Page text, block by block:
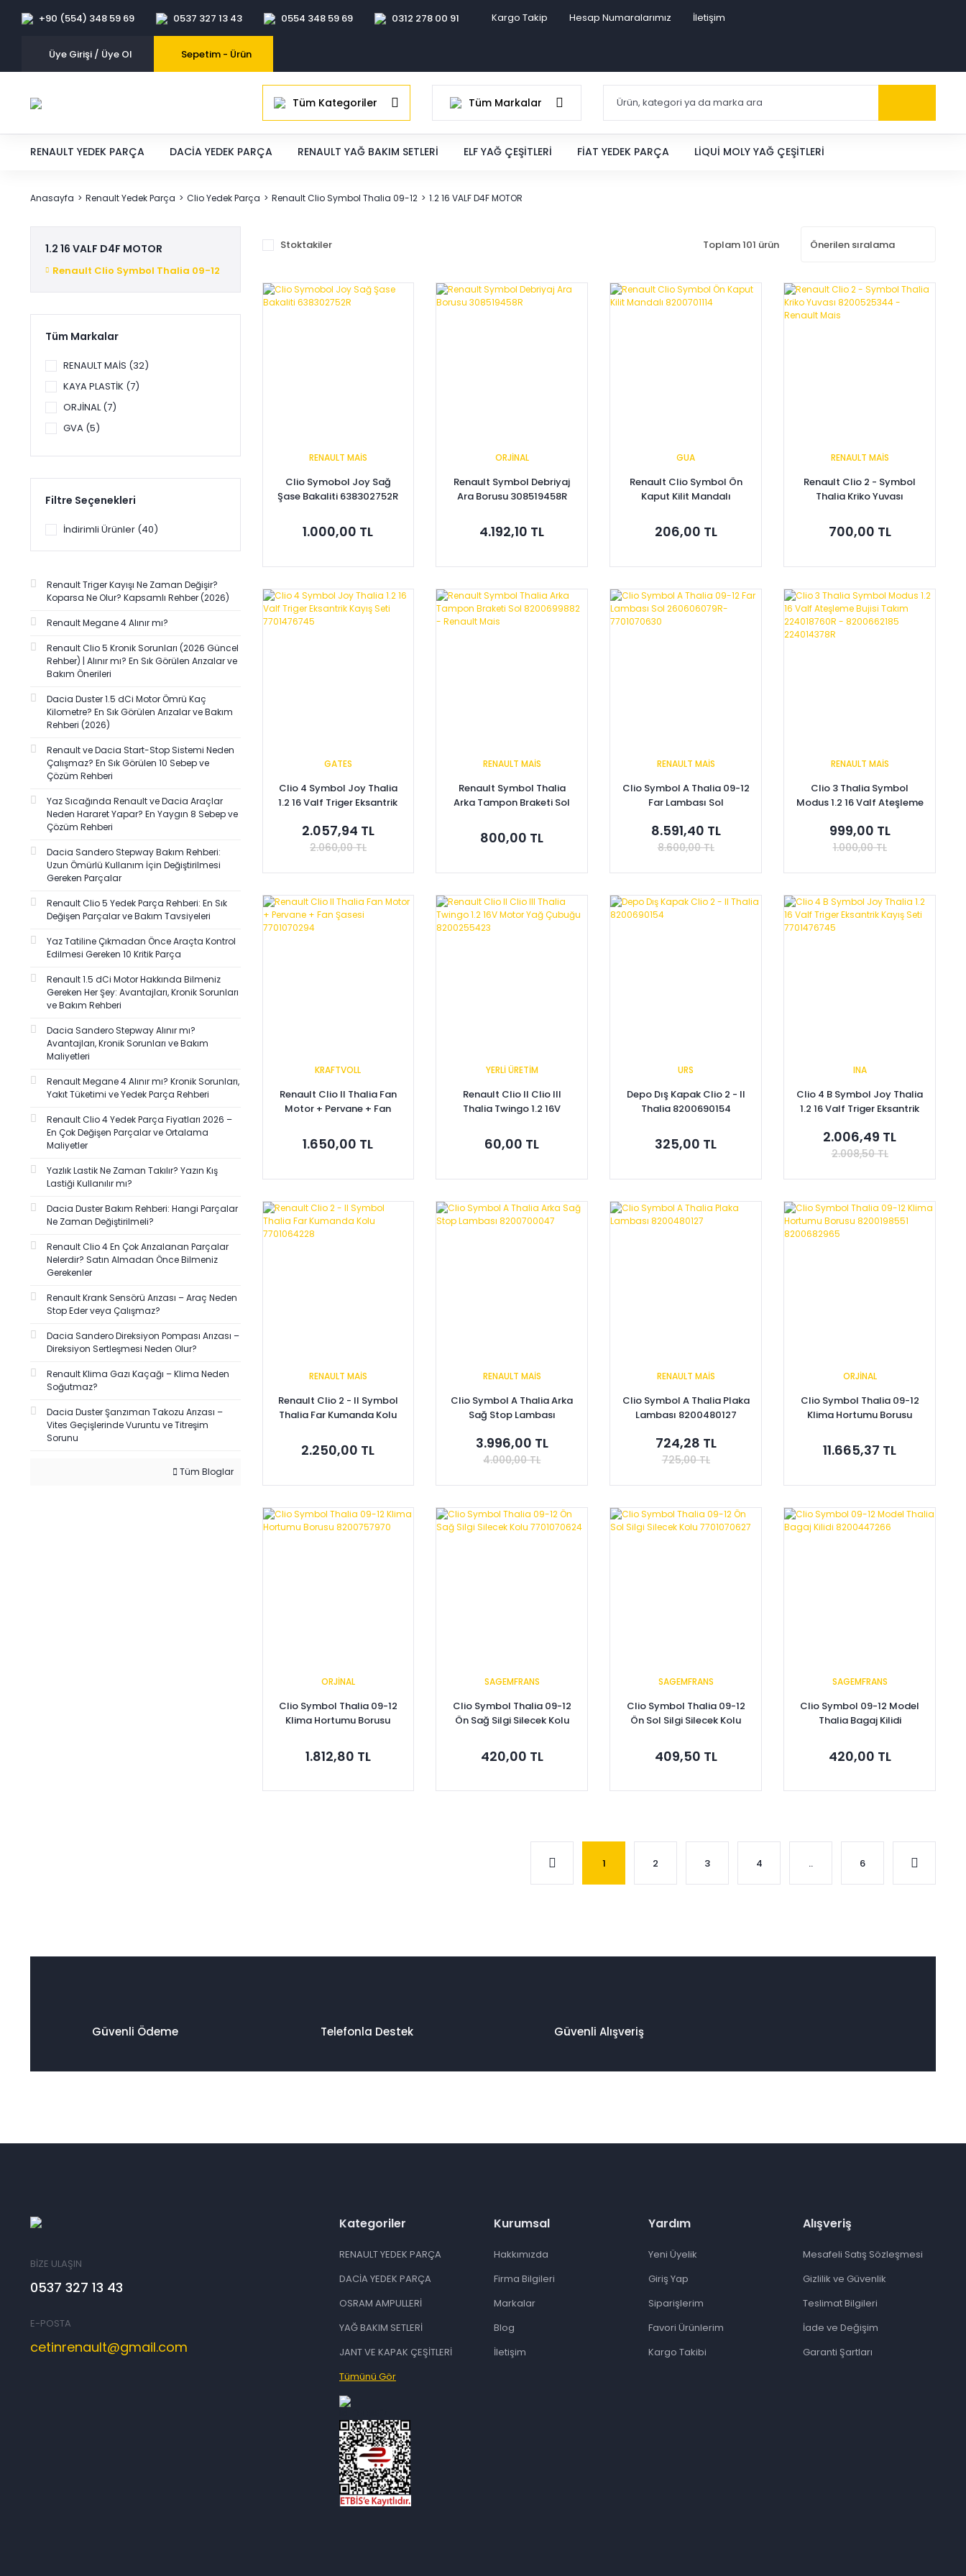
+90 (554) 348 59 69 0537 327 13 43 0554 348 59 69 0312 278 00 91 Kargo Takip Hesap Numaralarımız İletişim
Üye Girişi / Üye Ol Sepetim - Ürün
Tüm Kategoriler Tüm Markalar
RENAULT YEDEK PARÇA DACIA YEDEK PARÇA RENAULT YAĞ BAKIM SETLERI ELF YAĞ ÇEŞITLERI FIAT YEDEK PARÇA LIQUI MOLY YAĞ ÇEŞITLERI
Anasayfa Renault Yedek Parça Clio Yedek Parça Renault Clio Symbol Thalia 09-12 1.2 16 VALF D4F MOTOR
1.2 16 VALF D4F MOTOR
Renault Clio Symbol Thalia 09-12
Tüm Markalar
RENAULT MAİS (32)
KAYA PLASTİK (7)
ORJİNAL (7)
GVA (5)
HİLEKS (3)
SAGEMFRANS (3)
SPJ (3)
ANKA (2)
CAVO (2)
ABA RULMAN (1)
AYHAN PLASTİK (1)
DODUCO (1)
GRAF (1)
GROSSE (1)
GUA (1)
INA (1)
MOTORTECH (1)
TEKNOPARTS (1)
ÜÇEL (1)
YERLİ ÜRETİM (1)
Filtre Seçenekleri
İndirimli Ürünler (40)
Renault Triger Kayışı Ne Zaman Değişir?
Koparsa Ne Olur? Kapsamlı Rehber (2026)
Renault Megane 4 Alınır mı?
Renault Clio 5 Kronik Sorunları (2026 Güncel
Rehber) | Alınır mı? En Sık Görülen Arızalar ve
Bakım Önerileri
Dacia Duster 1.5 dCi Motor Ömrü Kaç
Kilometre? En Sık Görülen Arızalar ve Bakım
Rehberi (2026)
Renault ve Dacia Start-Stop Sistemi Neden
Çalışmaz? En Sık Görülen 10 Sebep ve
Çözüm Rehberi
Yaz Sıcağında Renault ve Dacia Araçlar
Neden Hararet Yapar? En Yaygın 8 Sebep ve
Çözüm Rehberi
Dacia Sandero Stepway Bakım Rehberi:
Uzun Ömürlü Kullanım İçin Değiştirilmesi
Gereken Parçalar
Renault Clio 5 Yedek Parça Rehberi: En Sık
Değişen Parçalar ve Bakım Tavsiyeleri
Yaz Tatiline Çıkmadan Önce Araçta Kontrol
Edilmesi Gereken 10 Kritik Parça
Renault 1.5 dCi Motor Hakkında Bilmeniz
Gereken Her Şey: Avantajları, Kronik Sorunları
ve Bakım Rehberi
Dacia Sandero Stepway Alınır mı?
Avantajları, Kronik Sorunları ve Bakım
Maliyetleri
Renault Megane 4 Alınır mı? Kronik Sorunları,
Yakıt Tüketimi ve Yedek Parça Rehberi
Renault Clio 4 Yedek Parça Fiyatları 2026 –
En Çok Değişen Parçalar ve Ortalama
Maliyetler
Yazlık Lastik Ne Zaman Takılır? Yazın Kış
Lastiği Kullanılır mı?
Dacia Duster Bakım Rehberi: Hangi Parçalar
Ne Zaman Değiştirilmeli?
Renault Clio 4 En Çok Arızalanan Parçalar
Nelerdir? Satın Almadan Önce Bilmeniz
Gerekenler
Renault Krank Sensörü Arızası – Araç Neden
Stop Eder veya Çalışmaz?
Dacia Sandero Direksiyon Pompası Arızası –
Direksiyon Sertleşmesi Neden Olur?
Renault Klima Gazı Kaçağı – Klima Neden
Soğutmaz?
Dacia Duster Şanzıman Takozu Arızası –
Vites Geçişlerinde Vuruntu ve Titreşim
Sorunu
Tüm Bloglar
Stoktakiler Toplam 101 ürün
RENAULT MAİS
Clio Symobol Joy Sağ
Şase Bakaliti 638302752R
1.000,00 TL
Sepete Ekle
ORJİNAL
Renault Symbol Debriyaj
Ara Borusu 308519458R
4.192,10 TL
Sepete Ekle
GUA
Renault Clio Symbol Ön
Kaput Kilit Mandalı
206,00 TL
Sepete Ekle
RENAULT MAİS
Renault Clio 2 - Symbol
Thalia Kriko Yuvası
Mais
700,00 TL
Sepete Ekle
GATES
Clio 4 Symbol Joy Thalia
1.2 16 Valf Triger Eksantrik
2.057,94 TL
2.060,00 TL
Sepete Ekle
RENAULT MAİS
Renault Symbol Thalia
Arka Tampon Braketi Sol
Mais
800,00 TL
Sepete Ekle
RENAULT MAİS
Clio Symbol A Thalia 09-12
Far Lambası Sol
8.591,40 TL
8.600,00 TL
Sepete Ekle
RENAULT MAİS
Clio 3 Thalia Symbol
Modus 1.2 16 Valf Ateşleme
8200662185 224014378R
999,00 TL
1.000,00 TL
Sepete Ekle
KRAFTVOLL
Renault Clio II Thalia Fan
Motor + Pervane + Fan
1.650,00 TL
Sepete Ekle
YERLİ ÜRETİM
Renault Clio II Clio III
Thalia Twingo 1.2 16V
8200255423
60,00 TL
Sepete Ekle
URS
Depo Dış Kapak Clio 2 - II
Thalia 8200690154
325,00 TL
Sepete Ekle
INA
Clio 4 B Symbol Joy Thalia
1.2 16 Valf Triger Eksantrik
2.006,49 TL
2.008,50 TL
Sepete Ekle
RENAULT MAİS
Renault Clio 2 - II Symbol
Thalia Far Kumanda Kolu
2.250,00 TL
Sepete Ekle
RENAULT MAİS
Clio Symbol A Thalia Arka
Sağ Stop Lambası
3.996,00 TL
4.000,00 TL
Sepete Ekle
RENAULT MAİS
Clio Symbol A Thalia Plaka
Lambası 8200480127
724,28 TL
725,00 TL
Sepete Ekle
ORJİNAL
Clio Symbol Thalia 09-12
Klima Hortumu Borusu
11.665,37 TL
Sepete Ekle
ORJİNAL
Clio Symbol Thalia 09-12
Klima Hortumu Borusu
1.812,80 TL
SAGEMFRANS
Clio Symbol Thalia 09-12
Ön Sağ Silgi Silecek Kolu
420,00 TL
SAGEMFRANS
Clio Symbol Thalia 09-12
Ön Sol Silgi Silecek Kolu
409,50 TL
SAGEMFRANS
Clio Symbol 09-12 Model
Thalia Bagaj Kilidi
420,00 TL
1 2 3 4 .. 6
Güvenli Ödeme Telefonla Destek Güvenli Alışveriş
BİZE ULAŞIN
0537 327 13 43
E-POSTA
cetinrenault@gmail.com
Kategoriler
RENAULT YEDEK PARÇA
DACİA YEDEK PARÇA
OSRAM AMPULLERİ
YAĞ BAKIM SETLERİ
JANT VE KAPAK ÇEŞİTLERİ
Tümünü Gör
Kurumsal
Hakkımızda
Firma Bilgileri
Markalar
Blog
İletişim
Yardım
Yeni Üyelik
Giriş Yap
Siparişlerim
Favori Ürünlerim
Kargo Takibi
Alışveriş
Mesafeli Satış Sözleşmesi
Gizlilik ve Güvenlik
Teslimat Bilgileri
İade ve Değişim
Garanti Şartları